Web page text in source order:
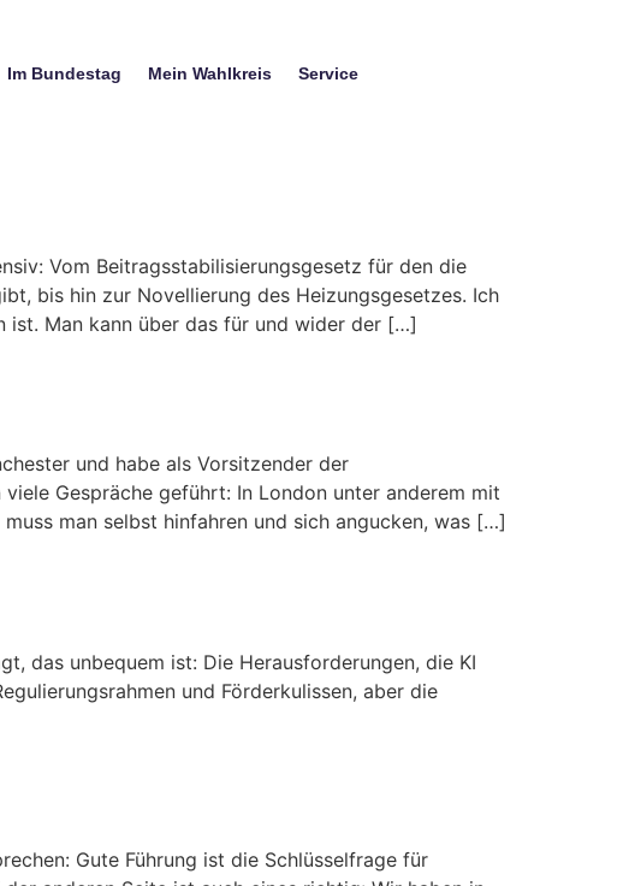
Im Bundestag Mein Wahlkreis Service
Vom Beitragsstabilisierungsgesetz für den die
bis hin zur Novellierung des Heizungsgesetzes. Ich
ist. Man kann über das für und wider der […]
und habe als Vorsitzender der
Gespräche geführt: In London unter anderem mit
man selbst hinfahren und sich angucken, was […]
das unbequem ist: Die Herausforderungen, die KI
und Förderkulissen, aber die
Gute Führung ist die Schlüsselfrage für